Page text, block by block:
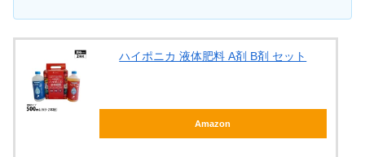
ハイポニカ 液体肥料 A剤 B剤 セット
Amazon